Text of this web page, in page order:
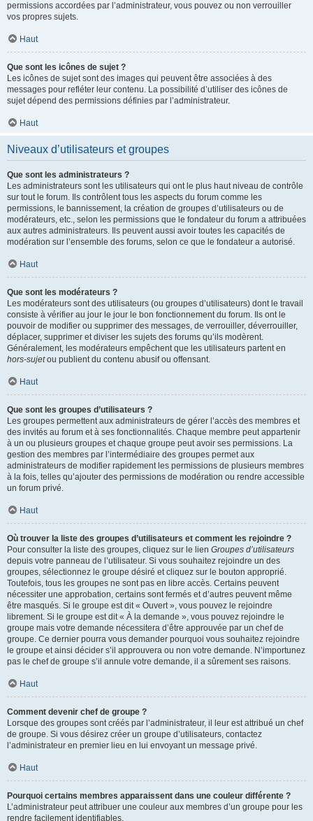
permissions accordées par l’administrateur, vous pouvez ou non verrouiller
vos propres sujets.
Haut
Que sont les icônes de sujet ?
Les icônes de sujet sont des images qui peuvent être associées à des
messages pour refléter leur contenu. La possibilité d’utiliser des icônes de
sujet dépend des permissions définies par l’administrateur.
Haut
Niveaux d’utilisateurs et groupes
Que sont les administrateurs ?
Les administrateurs sont les utilisateurs qui ont le plus haut niveau de contrôle
sur tout le forum. Ils contrôlent tous les aspects du forum comme les
permissions, le bannissement, la création de groupes d’utilisateurs ou de
modérateurs, etc., selon les permissions que le fondateur du forum a attribuées
aux autres administrateurs. Ils peuvent aussi avoir toutes les capacités de
modération sur l’ensemble des forums, selon ce que le fondateur a autorisé.
Haut
Que sont les modérateurs ?
Les modérateurs sont des utilisateurs (ou groupes d’utilisateurs) dont le travail
consiste à vérifier au jour le jour le bon fonctionnement du forum. Ils ont le
pouvoir de modifier ou supprimer des messages, de verrouiller, déverrouiller,
déplacer, supprimer et diviser les sujets des forums qu’ils modèrent.
Généralement, les modérateurs empêchent que les utilisateurs partent en
hors-sujetou publient du contenu abusif ou offensant.
Haut
Que sont les groupes d’utilisateurs ?
Les groupes permettent aux administrateurs de gérer l’accès des membres et
des invités au forum et à ses fonctionnalités. Chaque membre peut appartenir
à un ou plusieurs groupes et chaque groupe peut avoir ses permissions. La
gestion des membres par l’intermédiaire des groupes permet aux
administrateurs de modifier rapidement les permissions de plusieurs membres
à la fois, telles qu’ajouter des permissions de modération ou rendre accessible
un forum privé.
Haut
Où trouver la liste des groupes d’utilisateurs et comment les rejoindre ?
Pour consulter la liste des groupes, cliquez sur le lien Groupes d’utilisateurs
depuis votre panneau de l’utilisateur. Si vous souhaitez rejoindre un des
groupes, sélectionnez le groupe désiré et cliquez sur le bouton approprié.
Toutefois, tous les groupes ne sont pas en libre accès. Certains peuvent
nécessiter une approbation, certains sont fermés et d’autres peuvent même
être masqués. Si le groupe est dit « Ouvert », vous pouvez le rejoindre
librement. Si le groupe est dit « À la demande », vous pouvez rejoindre le
groupe mais votre demande nécessitera d’être approuvée par un chef de
groupe. Ce dernier pourra vous demander pourquoi vous souhaitez rejoindre
le groupe et ainsi décider s’il approuvera ou non votre demande. N’importunez
pas le chef de groupe s’il annule votre demande, il a sûrement ses raisons.
Haut
Comment devenir chef de groupe ?
Lorsque des groupes sont créés par l’administrateur, il leur est attribué un chef
de groupe. Si vous désirez créer un groupe d’utilisateurs, contactez
l’administrateur en premier lieu en lui envoyant un message privé.
Haut
Pourquoi certains membres apparaissent dans une couleur différente ?
L’administrateur peut attribuer une couleur aux membres d’un groupe pour les
rendre facilement identifiables.